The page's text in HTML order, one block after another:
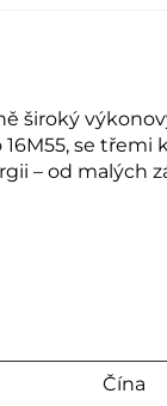
široký
se
– od
Čína